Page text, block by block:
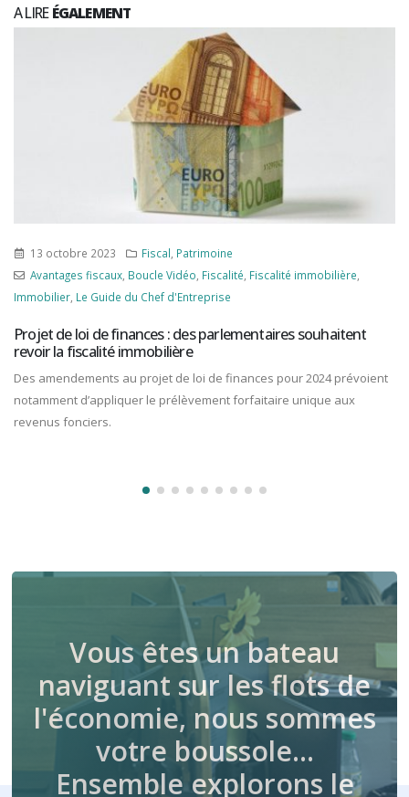
A LIREÉGALEMENT
13 octobre 2023 Fiscal Patrimoine
Avantages fiscaux, Boucle Vidéo Fiscalité Fiscalité immobilière
Immobilier Le Guide du Chef d'Entreprise
Projet de loi de finances : des parlementaires souhaitent
revoir la fiscalité immobilière
Des amendements au projet de loi de finances pour 2024 prévoient
notamment d’appliquer le prélèvement forfaitaire unique aux
revenus fonciers.
Vous êtes un bateau
naviguant sur les flots de
l'économie, nous sommes
votre boussole…
Ensemble explorons le